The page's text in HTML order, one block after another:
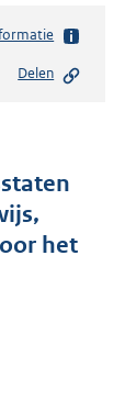
Delen
het